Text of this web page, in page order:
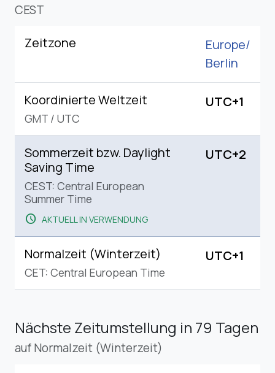
CEST
Zeitzone
Europe/
Berlin
Koordinierte Weltzeit
GMT / UTC
UTC+1
Sommerzeit bzw. Daylight
Saving Time
CEST: Central European
Summer Time
schedule AKTUELL IN VERWENDUNG
UTC+2
Normalzeit (Winterzeit)
CET: Central European Time
UTC+1
Nächste Zeitumstellung in 79 Tagen
auf Normalzeit (Winterzeit)